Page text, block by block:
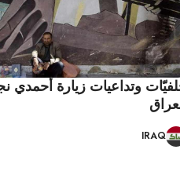
وتداعيات زيارة أحمدي
IRAQ